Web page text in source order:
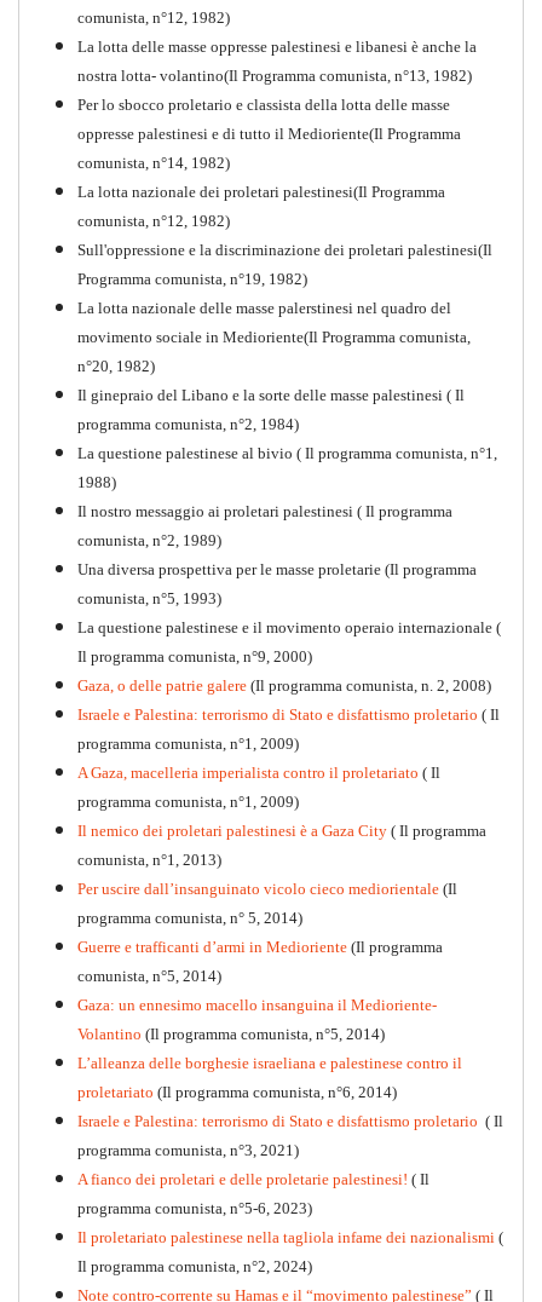
1917-2017 Ieri Oggi Domani
PDF Quaderno n°9
Per la difesa intransigente
comunista, n°12, 1982)
La lotta delle masse oppresse palestinesi e libanesi è anche la
nostra lotta- volantino(Il Programma comunista, n°13, 1982)
Per lo sbocco proletario e classista della lotta delle masse
oppresse palestinesi e di tutto il Medioriente(Il Programma
comunista, n°14, 1982)
La lotta nazionale dei proletari palestinesi(Il Programma
comunista, n°12, 1982)
Sull'oppressione e la discriminazione dei proletari palestinesi(Il
Programma comunista, n°19, 1982)
La lotta nazionale delle masse palerstinesi nel quadro del
movimento sociale in Medioriente(Il Programma comunista,
n°20, 1982)
Il ginepraio del Libano e la sorte delle masse palestinesi ( Il
programma comunista, n°2, 1984)
La questione palestinese al bivio ( Il programma comunista, n°1,
1988)
Il nostro messaggio ai proletari palestinesi ( Il programma
comunista, n°2, 1989)
Una diversa prospettiva per le masse proletarie (Il programma
comunista, n°5, 1993)
La questione palestinese e il movimento operaio internazionale (
Il programma comunista, n°9, 2000)
Gaza, o delle patrie galere (Il programma comunista, n. 2, 2008)
Israele e Palestina: terrorismo di Stato e disfattismo proletario ( Il
programma comunista, n°1, 2009)
A Gaza, macelleria imperialista contro il proletariato ( Il
programma comunista, n°1, 2009)
Il nemico dei proletari palestinesi è a Gaza City ( Il programma
comunista, n°1, 2013)
Per uscire dall’insanguinato vicolo cieco mediorientale (Il
programma comunista, n° 5, 2014)
Guerre e trafficanti d’armi in Medioriente (Il programma
comunista, n°5, 2014)
Gaza: un ennesimo macello insanguina il Medioriente-
Volantino (Il programma comunista, n°5, 2014)
L’alleanza delle borghesie israeliana e palestinese contro il
proletariato (Il programma comunista, n°6, 2014)
Israele e Palestina: terrorismo di Stato e disfattismo proletario ( Il
programma comunista, n°3, 2021)
A fianco dei proletari e delle proletarie palestinesi! ( Il
programma comunista, n°5-6, 2023)
Il proletariato palestinese nella tagliola infame dei nazionalismi (
Il programma comunista, n°2, 2024)
Note contro-corrente su Hamas e il “movimento palestinese” ( Il